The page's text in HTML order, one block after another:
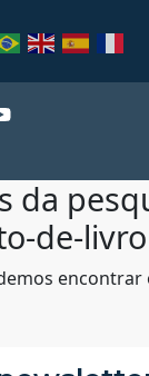
da
de-livro
encontrar